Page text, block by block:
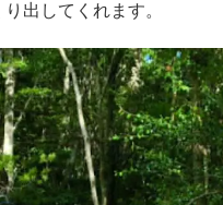
出してくれます。